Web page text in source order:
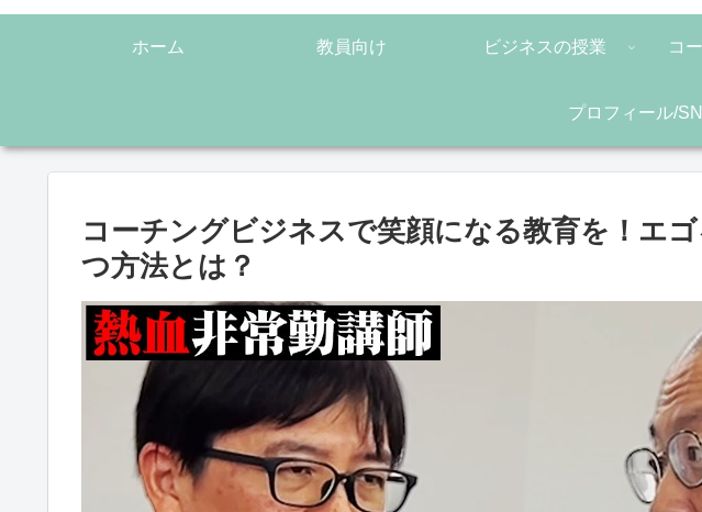
ホーム 教員向け ビジネスの授業 コ
プロフィール/
コーチングビジネスで笑顔になる教育を！エ
つ方法とは？